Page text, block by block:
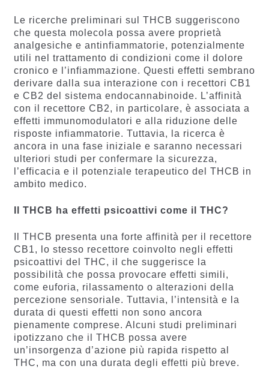
Le ricerche preliminari sul THCB suggeriscono
che questa molecola possa avere proprietà
analgesiche e antinfiammatorie, potenzialmente
utili nel trattamento di condizioni come il dolore
cronico e l’infiammazione. Questi effetti sembrano
derivare dalla sua interazione con i recettori CB1
e CB2 del sistema endocannabinoide. L’affinità
con il recettore CB2, in particolare, è associata a
effetti immunomodulatori e alla riduzione delle
risposte infiammatorie. Tuttavia, la ricerca è
ancora in una fase iniziale e saranno necessari
ulteriori studi per confermare la sicurezza,
l’efficacia e il potenziale terapeutico del THCB in
ambito medico.
Il THCB ha effetti psicoattivi come il THC?
Il THCB presenta una forte affinità per il recettore
CB1, lo stesso recettore coinvolto negli effetti
psicoattivi del THC, il che suggerisce la
possibilità che possa provocare effetti simili,
come euforia, rilassamento o alterazioni della
percezione sensoriale. Tuttavia, l’intensità e la
durata di questi effetti non sono ancora
pienamente comprese. Alcuni studi preliminari
ipotizzano che il THCB possa avere
un’insorgenza d’azione più rapida rispetto al
THC, ma con una durata degli effetti più breve.